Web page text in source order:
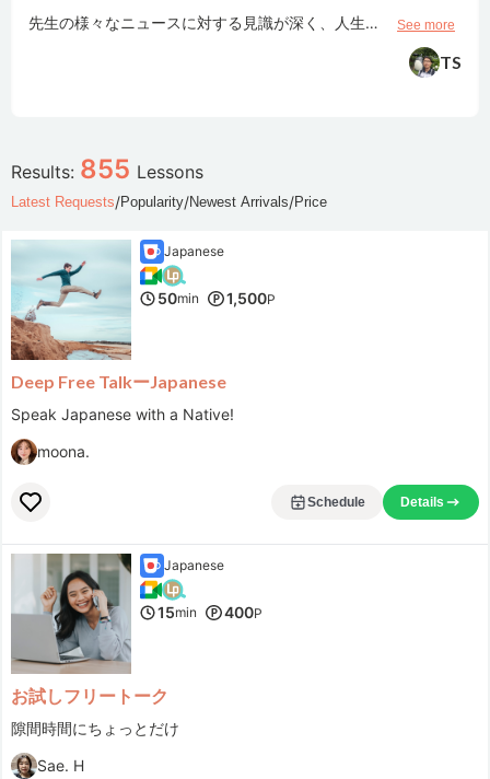
先生の様々なニュースに対する見識が深く、人生経験も豊富でニュースの文章聞き取り、発音練習、語彙の確認と韓国の日常が良く分かり感謝してます。いつかは先生の討論の授業に進み、日本文化との違いを話せるようにフリートークのレベルを上げて挑戦したいです。 See more
TS
ありがとうございました。
カフェトーク公式
***kko
***bon
Emir_
***
***oshi34
Results: 855 Lessons
Latest Requests/Popularity/Newest Arrivals/Price
Deep Free TalkーJapanese
Speak Japanese with a Native!
Japanese
50min 1,500P
moona.
Schedule Details
お試しフリートーク
隙間時間にちょっとだけ
Japanese
15min 400P
Sae. H